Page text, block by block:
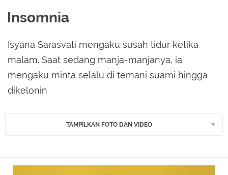
Insomnia
Isyana Sarasvati mengaku susah tidur ketika
malam. Saat sedang manja-manjanya, ia
mengaku minta selalu di temani suami hingga
dikelonin
TAMPILKAN FOTO DAN VIDEO